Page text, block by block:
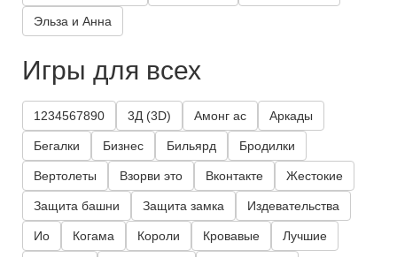
Эльза и Анна
Игры для всех
1234567890 3Д (3D) Амонг ас Аркады
Бегалки Бизнес Бильярд Бродилки
Вертолеты Взорви это Вконтакте Жестокие
Защита башни Защита замка Издевательства
Ио Когама Короли Кровавые Лучшие